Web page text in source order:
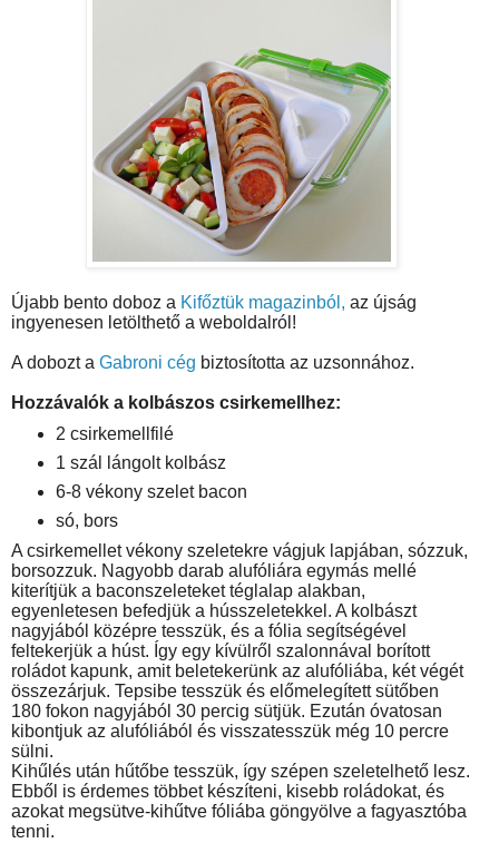
Újabb bento doboz a Kifőztük magazinból, az újság
ingyenesen letölthető a weboldalról!
A dobozt a Gabroni cég biztosította az uzsonnához.
Hozzávalók a kolbászos csirkemellhez:
2 csirkemellfilé
1 szál lángolt kolbász
6-8 vékony szelet bacon
só, bors
A csirkemellet vékony szeletekre vágjuk lapjában, sózzuk,
borsozzuk. Nagyobb darab alufóliára egymás mellé
kiterítjük a baconszeleteket téglalap alakban,
egyenletesen befedjük a hússzeletekkel. A kolbászt
nagyjából középre tesszük, és a fólia segítségével
feltekerjük a húst. Így egy kívülről szalonnával borított
roládot kapunk, amit beletekerünk az alufóliába, két végét
összezárjuk. Tepsibe tesszük és előmelegített sütőben
180 fokon nagyjából 30 percig sütjük. Ezután óvatosan
kibontjuk az alufóliából és visszatesszük még 10 percre
sülni.
Kihűlés után hűtőbe tesszük, így szépen szeletelhető lesz.
Ebből is érdemes többet készíteni, kisebb roládokat, és
azokat megsütve-kihűtve fóliába göngyölve a fagyasztóba
tenni.